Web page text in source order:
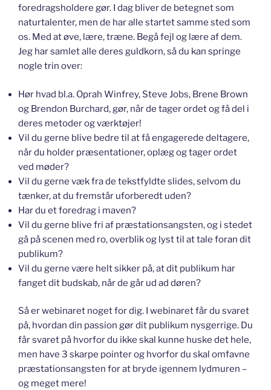
foredragsholdere gør. I dag bliver de betegnet som
naturtalenter, men de har alle startet samme sted som
os. Med at øve, lære, træne. Begå fejl og lære af dem.
Jeg har samlet alle deres guldkorn, så du kan springe
nogle trin over:
Hør hvad bl.a. Oprah Winfrey, Steve Jobs, Brene Brown
og Brendon Burchard, gør, når de tager ordet og få del i
deres metoder og værktøjer!
Vil du gerne blive bedre til at få engagerede deltagere,
når du holder præsentationer, oplæg og tager ordet
ved møder?
Vil du gerne væk fra de tekstfyldte slides, selvom du
tænker, at du fremstår uforberedt uden?
Har du et foredrag i maven?
Vil du gerne blive fri af præstationsangsten, og i stedet
gå på scenen med ro, overblik og lyst til at tale foran dit
publikum?
Vil du gerne være helt sikker på, at dit publikum har
fanget dit budskab, når de går ud ad døren?
Så er webinaret noget for dig. I webinaret får du svaret
på, hvordan din passion gør dit publikum nysgerrige. Du
får svaret på hvorfor du ikke skal kunne huske det hele,
men have 3 skarpe pointer og hvorfor du skal omfavne
præstationsangsten for at bryde igennem lydmuren –
og meget mere!